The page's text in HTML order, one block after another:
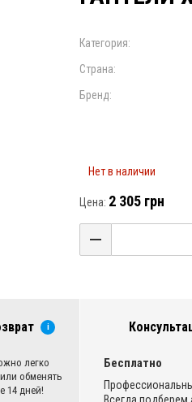
Категория:
Страна:
Бренд:
Нет в наличии
Цена: 2 305 грн
i
легко
обменять
14 дней!
Бесплатно